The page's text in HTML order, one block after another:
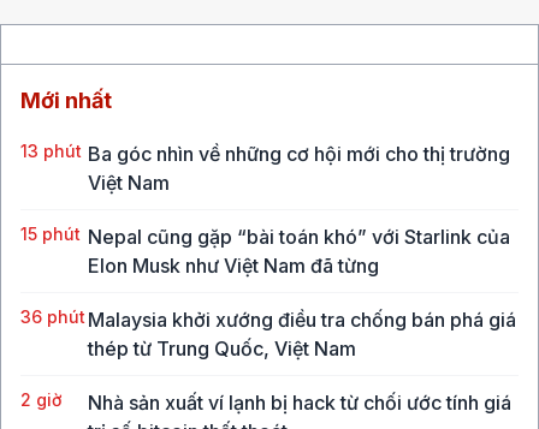
Mới nhất
13 phút Ba góc nhìn về những cơ hội mới cho thị trường
Việt Nam
15 phút Nepal cũng gặp “bài toán khó” với Starlink của
Elon Musk như Việt Nam đã từng
36 phút Malaysia khởi xướng điều tra chống bán phá giá
thép từ Trung Quốc, Việt Nam
2 giờ
Nhà sản xuất ví lạnh bị hack từ chối ước tính giá